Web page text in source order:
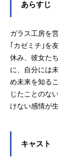
あらすじ
ガラス工房を
｢カゼミチ｣を
休み、彼女た
に、自分には
め未来を知る
じたことのな
けない感情が
キャスト